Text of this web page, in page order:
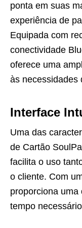
ponta em suas
experiência de
Equipada com
conectividade
oferece uma
às necessidades
Interface
Uma das
de Cartão
facilita o uso
o cliente. Com
proporciona
tempo